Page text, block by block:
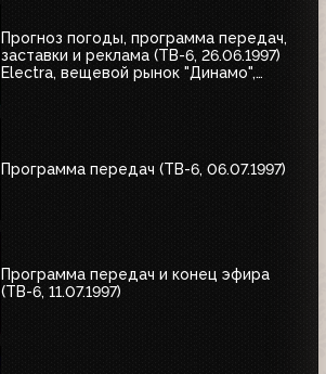
Прогноз погоды, программа передач,
заставки и реклама (ТВ-6, 26.06.1997)
Electra, вещевой рынок "Динамо",
Программа передач (ТВ-6, 06.07.1997)
Программа передач и конец эфира
(ТВ-6, 11.07.1997)